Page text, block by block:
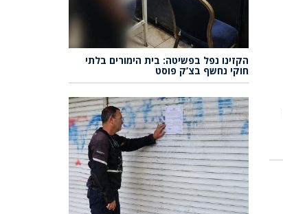
הקזינו נפל בפשיטה: בית הימורים בלתי
חוקי נחשף בצ’ק פוסט